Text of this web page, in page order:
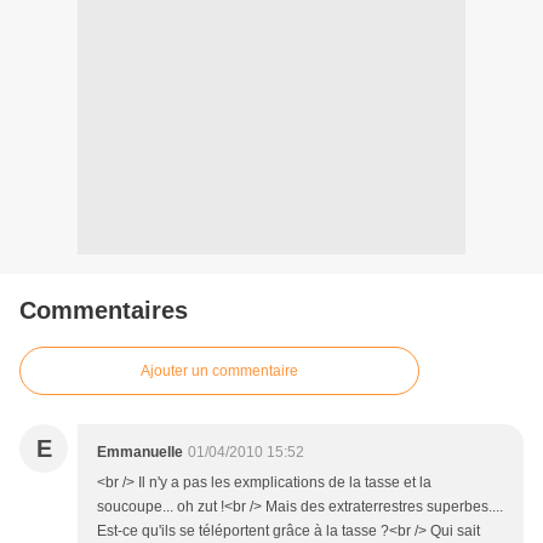
Commentaires
Ajouter un commentaire
E Emmanuelle 01/04/2010 15:52
<br /> Il n'y a pas les exmplications de la tasse et la
soucoupe... oh zut !<br /> Mais des extraterrestres superbes....
Est-ce qu'ils se téléportent grâce à la tasse ?<br /> Qui sait